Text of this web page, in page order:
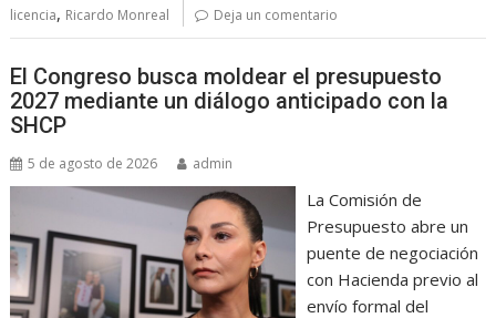
licencia, Ricardo Monreal Deja un comentario
El Congreso busca moldear el presupuesto
2027 mediante un diálogo anticipado con la
SHCP
5 de agosto de 2026 admin
La Comisión de
Presupuesto abre un
puente de negociación
con Hacienda previo al
envío formal del